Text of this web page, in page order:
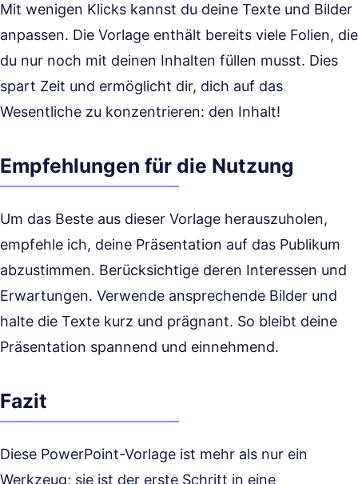
Mit wenigen Klicks kannst du deine Texte und Bilder
anpassen. Die Vorlage enthält bereits viele Folien, die
du nur noch mit deinen Inhalten füllen musst. Dies
spart Zeit und ermöglicht dir, dich auf das
Wesentliche zu konzentrieren: den Inhalt!
Empfehlungen für die Nutzung
Um das Beste aus dieser Vorlage herauszuholen,
empfehle ich, deine Präsentation auf das Publikum
abzustimmen. Berücksichtige deren Interessen und
Erwartungen. Verwende ansprechende Bilder und
halte die Texte kurz und prägnant. So bleibt deine
Präsentation spannend und einnehmend.
Fazit
Diese PowerPoint-Vorlage ist mehr als nur ein
Werkzeug; sie ist der erste Schritt in eine